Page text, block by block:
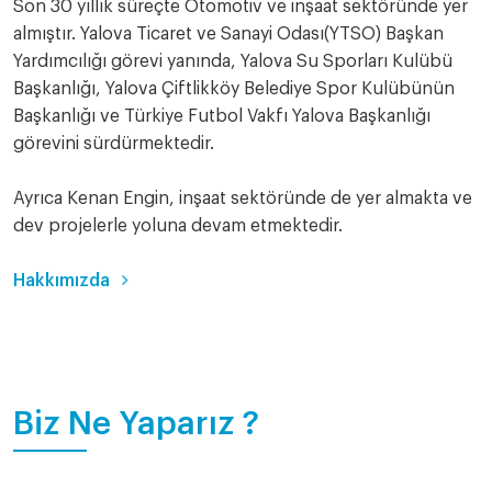
Son 30 yıllık süreçte Otomotiv ve inşaat sektöründe yer
almıştır. Yalova Ticaret ve Sanayi Odası(YTSO) Başkan
Yardımcılığı görevi yanında, Yalova Su Sporları Kulübü
Başkanlığı, Yalova Çiftlikköy Belediye Spor Kulübünün
Başkanlığı ve Türkiye Futbol Vakfı Yalova Başkanlığı
görevini sürdürmektedir.
Ayrıca Kenan Engin, inşaat sektöründe de yer almakta ve
dev projelerle yoluna devam etmektedir.
Hakkımızda
Biz Ne Yaparız ?